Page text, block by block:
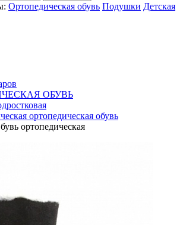
Ортопедическая обувь Подушки Детская
ОБУВЬ
ортопедическая обувь
ортопедическая